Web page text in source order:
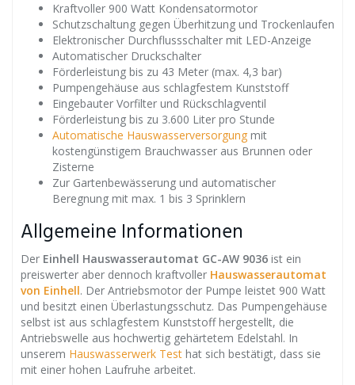
Kraftvoller 900 Watt Kondensatormotor
Schutzschaltung gegen Überhitzung und Trockenlaufen
Elektronischer Durchflussschalter mit LED-Anzeige
Automatischer Druckschalter
Förderleistung bis zu 43 Meter (max. 4,3 bar)
Pumpengehäuse aus schlagfestem Kunststoff
Eingebauter Vorfilter und Rückschlagventil
Förderleistung bis zu 3.600 Liter pro Stunde
Automatische Hauswasserversorgung mit
kostengünstigem Brauchwasser aus Brunnen oder
Zisterne
Zur Gartenbewässerung und automatischer
Beregnung mit max. 1 bis 3 Sprinklern
Allgemeine Informationen
Der Einhell Hauswasserautomat GC-AW 9036 ist ein
preiswerter aber dennoch kraftvoller Hauswasserautomat
von Einhell. Der Antriebsmotor der Pumpe leistet 900 Watt
und besitzt einen Überlastungsschutz. Das Pumpengehäuse
selbst ist aus schlagfestem Kunststoff hergestellt, die
Antriebswelle aus hochwertig gehärtetem Edelstahl. In
unserem Hauswasserwerk Test hat sich bestätigt, dass sie
mit einer hohen Laufruhe arbeitet.